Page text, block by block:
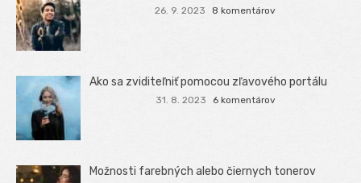
26. 9. 2023 8 komentárov
Ako sa zviditeľniť pomocou zľavového portálu
31. 8. 2023 6 komentárov
Možnosti farebných alebo čiernych tonerov